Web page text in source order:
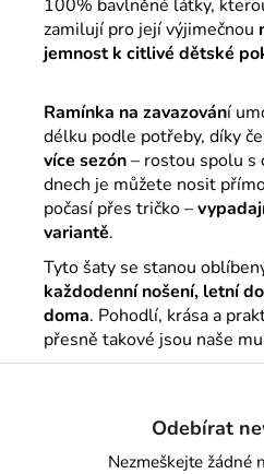
100% bavlněné látky,
zamilují pro její výjimečnou
jemnost k citlivé dětské
Ramínka na zavazování
délku podle potřeby, díky
více sezón– rostou spolu
dnech je můžete nosit
počasí přes tričko –
variantě.
Tyto šaty se stanou
každodenní nošení, letní
doma. Pohodlí, krása a
přesně takové jsou naše
Odebírat
Nezmeškejte žádné